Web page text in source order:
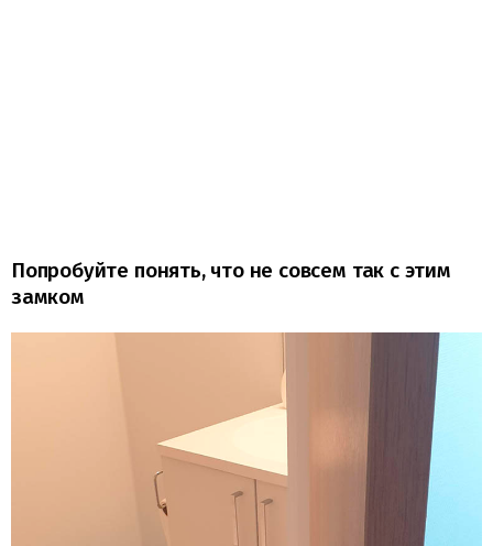
Попробуйте понять, что не совсем так с этим
замком